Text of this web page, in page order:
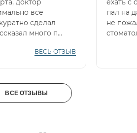
доктор
все
сделал
много п...
ВЕСЬ ОТЗЫВ
ехать с
пал на
не
ВСЕ ОТЗЫВЫ